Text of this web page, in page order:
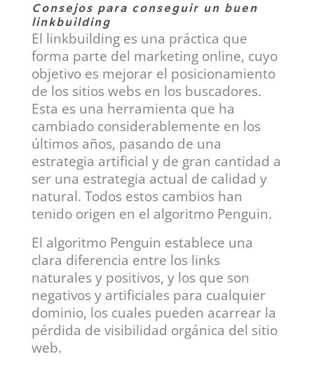
Consejos para conseguir un buen
linkbuilding
El linkbuilding es una práctica que
forma parte del marketing online, cuyo
objetivo es mejorar el posicionamiento
de los sitios webs en los buscadores.
Esta es una herramienta que ha
cambiado considerablemente en los
últimos años, pasando de una
estrategia artificial y de gran cantidad a
ser una estrategia actual de calidad y
natural. Todos estos cambios han
tenido origen en el algoritmo Penguin.
El algoritmo Penguin establece una
clara diferencia entre los links
naturales y positivos, y los que son
negativos y artificiales para cualquier
dominio, los cuales pueden acarrear la
pérdida de visibilidad orgánica del sitio
web.